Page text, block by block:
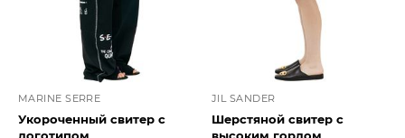
MARINE SERRE
Укороченный свитер с
JIL SANDER
Шерстяной свитер с